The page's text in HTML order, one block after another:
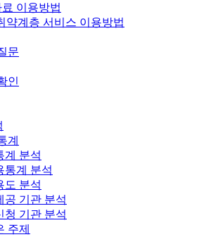
이용방법
약계층 서비스 이용방법
문
인
계
계 분석
통계 분석
도 분석
공 기관 분석
청 기관 분석
주제